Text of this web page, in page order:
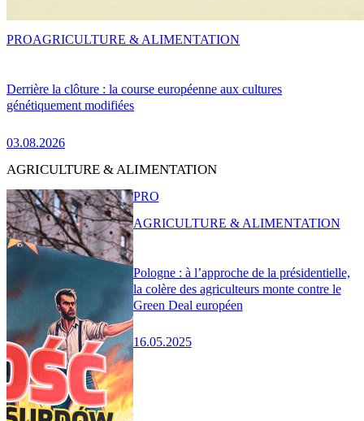
Derrière la clôture : la course européenne aux cultures
génétiquement modifiées
03.08.2026
PROAGRICULTURE & ALIMENTATION
AGRICULTURE & ALIMENTATION
Pologne : à l’approche de la présidentielle,
la colère des agriculteurs monte contre le
Green Deal européen
16.05.2025
PRO
AGRICULTURE & ALIMENTATION